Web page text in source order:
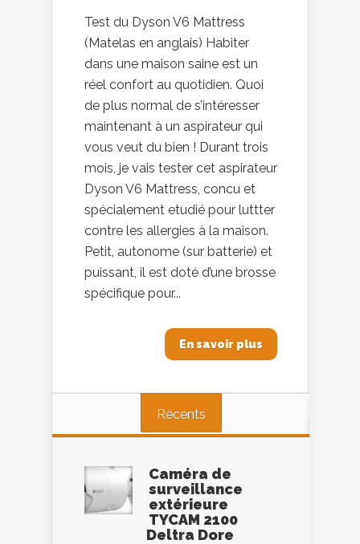
Test du Dyson V6 Mattress
(Matelas en anglais) Habiter
dans une maison saine est un
réel confort au quotidien. Quoi
de plus normal de s’intéresser
maintenant à un aspirateur qui
vous veut du bien ! Durant trois
mois, je vais tester cet aspirateur
Dyson V6 Mattress, concu et
spécialement etudié pour luttter
contre les allergies à la maison.
Petit, autonome (sur batterie) et
puissant, il est doté d’une brosse
spécifique pour...
En savoir plus
Récents
Caméra de
surveillance
extérieure
TYCAM 2100
Deltra Dore